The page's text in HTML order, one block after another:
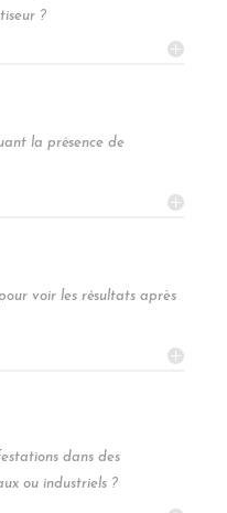
?
la présence de
voir les résultats après
dans des
ou industriels ?